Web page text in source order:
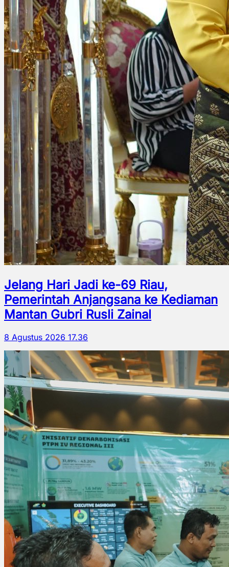
Jelang Hari Jadi ke-69 Riau,
Pemerintah Anjangsana ke Kediaman
Mantan Gubri Rusli Zainal
8 Agustus 2026 17.36